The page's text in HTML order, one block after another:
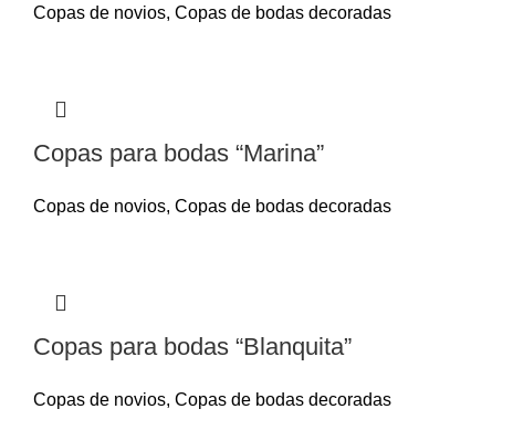
Copas de novios, Copas de bodas decoradas
Copas para bodas “Marina”
Copas de novios, Copas de bodas decoradas
Copas para bodas “Blanquita”
Copas de novios, Copas de bodas decoradas